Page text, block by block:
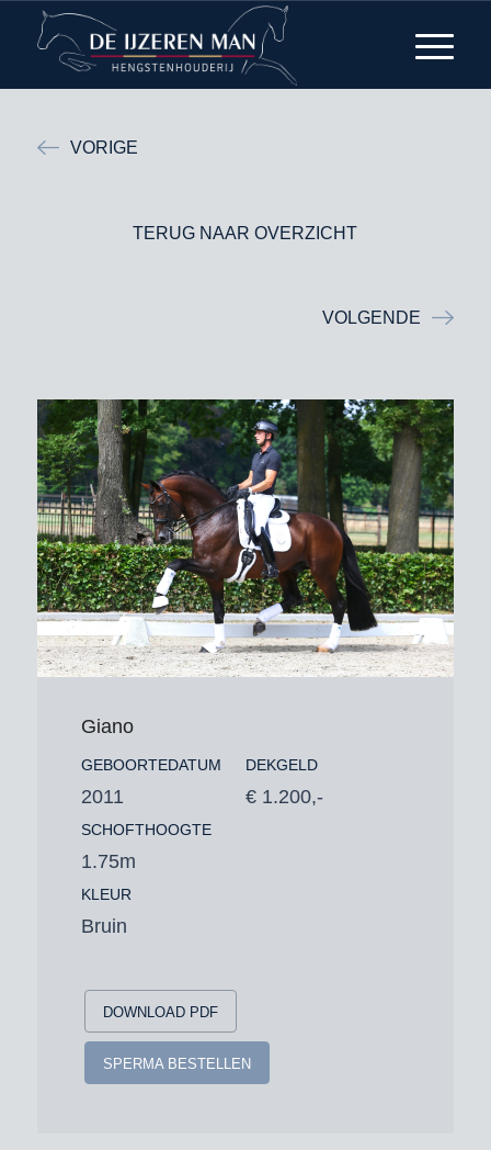
VORIGE
TERUG NAAR OVERZICHT
VOLGENDE
Giano
GEBOORTEDATUM
2011
SCHOFTHOOGTE
1.75m
KLEUR
Bruin
DEKGELD
€ 1.200,-
DOWNLOAD PDF
SPERMA BESTELLEN